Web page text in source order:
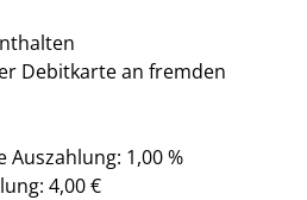
Debitkarte an fremden
Auszahlung: 1,00 %
4,00 €